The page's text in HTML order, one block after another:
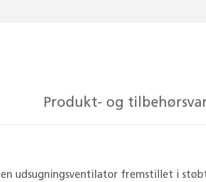
Produkt- og
udsugningsventilator fremstillet i